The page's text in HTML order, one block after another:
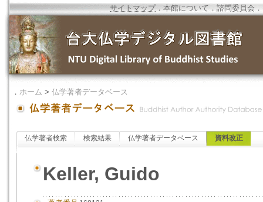
サイトマップ．本館について ．諮問委員会 ．
． ホーム > 仏学著者データベース
仏学著者検索 検索結果 仏学著者データベース 資料改正
Keller, Guido